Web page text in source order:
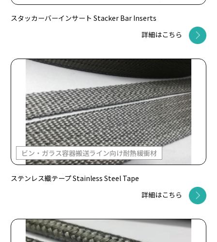
スタッカーバーインサート Stacker Bar Inserts
詳細はこちら
ビン・ガラス容器搬送ライン向け耐熱緩衝材
ステンレス織テープ Stainless Steel Tape
詳細はこちら